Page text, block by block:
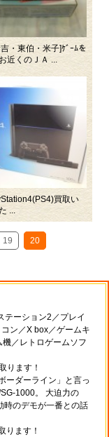
・東伯・米子]ｹﾞｰﾑを
近くのＪＡ ...
買取い
...
19 20
テーション2／プレイ
ン／X box／ゲームキ
／レトロゲームソフ
ります！
ーダーライン」と言っ
1000。 大迫力の
時のデモが一番との話
ります！